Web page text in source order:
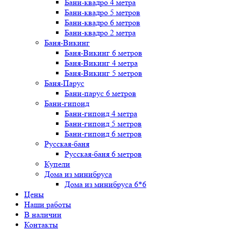
Бани-квадро 4 метра
Бани-квадро 5 метров
Бани-квадро 6 метров
Бани-квадро 2 метра
Баня-Викинг
Баня-Викинг 6 метров
Баня-Викинг 4 метра
Баня-Викинг 5 метров
Баня-Парус
Бани-парус 6 метров
Бани-гипоид
Бани-гипоид 4 метра
Бани-гипоид 5 метров
Бани-гипоид 6 метров
Русская-баня
Русская-баня 6 метров
Купели
Дома из минибруса
Дома из минибруса 6*6
Цены
Наши работы
В наличии
Контакты